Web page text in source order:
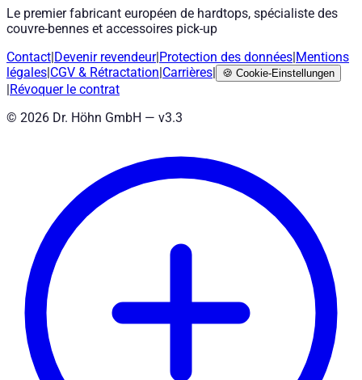
Le premier fabricant européen de hardtops, spécialiste des
couvre-bennes et accessoires pick-up
Contact Devenir revendeur| Protection des données Mentions
légales CGV & Rétractation Carrières 🍪 Cookie-Einstellungen
Révoquer le contrat
© 2026 Dr. Höhn GmbH — v3.3